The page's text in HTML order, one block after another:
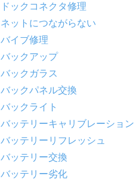
ドックコネクタ修理
ネットにつながらない
バイブ修理
バックアップ
バックガラス
バックパネル交換
バックライト
バッテリーキャリブレーション
バッテリーリフレッシュ
バッテリー交換
バッテリー劣化